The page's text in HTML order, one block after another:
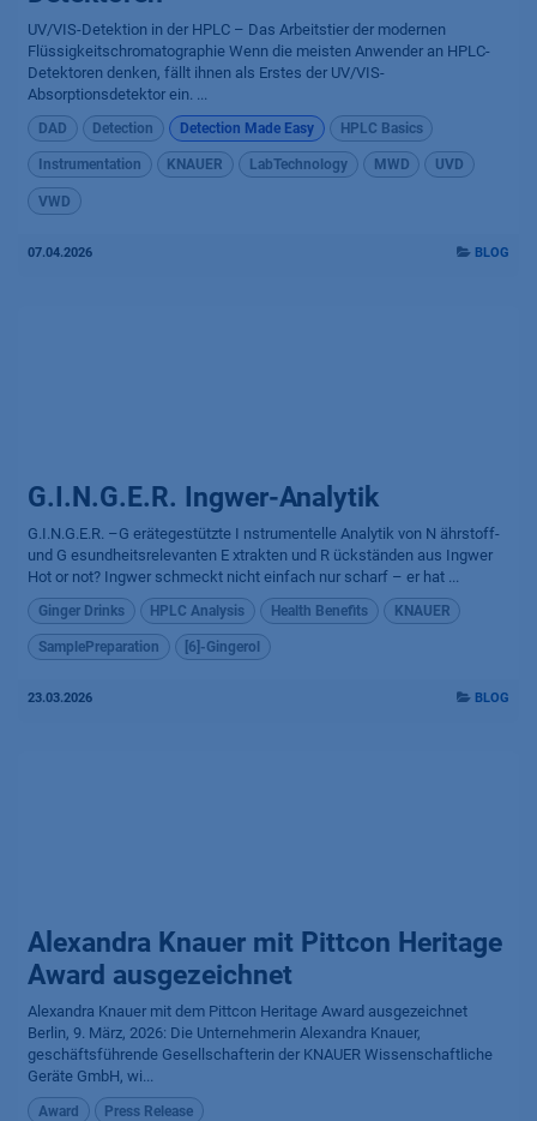
UV/VIS-Detektion in der HPLC – Das Arbeitstier der modernen
Flüssigkeitschromatographie Wenn die meisten Anwender an HPLC-
Detektoren denken, fällt ihnen als Erstes der UV/VIS-
Absorptionsdetektor ein. ...
DAD Detection Detection Made Easy HPLC Basics
Instrumentation KNAUER LabTechnology MWD UVD
VWD
07.04.2026 BLOG
G.I.N.G.E.R. Ingwer-Analytik
G.I.N.G.E.R. –G erätegestützte I nstrumentelle Analytik von N ährstoff-
und G esundheitsrelevanten E xtrakten und R ückständen aus Ingwer
Hot or not? Ingwer schmeckt nicht einfach nur scharf – er hat ...
Ginger Drinks HPLC Analysis Health Benefits KNAUER
SamplePreparation [6]-Gingerol
23.03.2026 BLOG
Alexandra Knauer mit Pittcon Heritage
Award ausgezeichnet
Alexandra Knauer mit dem Pittcon Heritage Award ausgezeichnet
Berlin, 9. März, 2026: Die Unternehmerin Alexandra Knauer,
geschäftsführende Gesellschafterin der KNAUER Wissenschaftliche
Geräte GmbH, wi...
Award Press Release